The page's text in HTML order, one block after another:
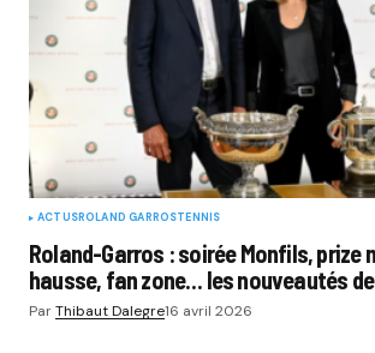
ACTUSROLAND GARROSTENNIS
Roland-Garros : soirée Monfils, prize
hausse, fan zone… les nouveautés de
ParThibaut Dalegre16 avril 2026